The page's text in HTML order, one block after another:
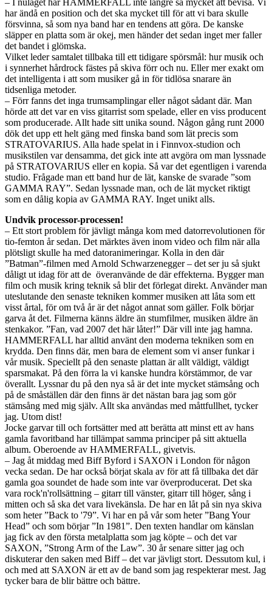
har ändå en position och det ska mycket till för att vi bara skulle
försvinna, så som nya band har en tendens att göra. De kanske
släpper en platta som är okej, men händer det sedan inget mer faller
det bandet i glömska.
Vilket leder samtalet tillbaka till ett tidigare spörsmål: hur musik och
i synnerhet hårdrock fästes på skiva förr och nu. Eller mer exakt om
det intelligenta i att som musiker gå in för tidlösa snarare än
tidsenliga metoder.
– Förr fanns det inga trumsamplingar eller något sådant där. Man
hörde att det var en viss gitarrist som spelade, eller en viss producent
som producerade. Allt hade sitt unika sound. Någon gång runt 2000
dök det upp ett helt gäng med finska band som lät precis som
STRATOVARIUS. Alla hade spelat in i Finnvox-studion och
musikstilen var densamma, det gick inte att avgöra om man lyssnade
på STRATOVARIUS eller en kopia. Så var det egentligen i varenda
studio. Frågade man ett band hur de lät, kanske de svarade ”som
GAMMA RAY”. Sedan lyssnade man, och de lät mycket riktigt
som en dålig kopia av GAMMA RAY. Inget unikt alls.
Undvik processor-processen!
– Ett stort problem för jävligt många kom med datorrevolutionen för
tio-femton år sedan. Det märktes även inom video och film när alla
plötsligt skulle ha med datoranimeringar. Kolla in den där
”Batman”-filmen med Arnold Schwarzenegger – det ser ju så sjukt
dåligt ut idag för att de överanvände de där effekterna. Bygger man
film och musik kring teknik så blir det förlegat direkt. Använder man
uteslutande den senaste tekniken kommer musiken att låta som ett
visst årtal, för om två år är det något annat som gäller. Folk börjar
garva åt det. Filmerna känns äldre än stumfilmer, musiken äldre än
stenkakor. ”Fan, vad 2007 det här låter!” Där vill inte jag hamna.
HAMMERFALL har alltid använt den moderna tekniken som en
krydda. Den finns där, men bara de element som vi anser funkar i
vår musik. Speciellt på den senaste plattan är allt väldigt, väldigt
sparsmakat. På den förra la vi kanske hundra körstämmor, de var
överallt. Lyssnar du på den nya så är det inte mycket stämsång och
på de småställen där den finns är det nästan bara jag som gör
stämsång med mig själv. Allt ska användas med måttfullhet, tycker
jag. Utom dist!
Jocke garvar till och fortsätter med att berätta att minst ett av hans
gamla favoritband har tillämpat samma principer på sitt aktuella
album. Oberoende av HAMMERFALL, givetvis.
– Jag åt middag med Biff Byford i SAXON i London för någon
vecka sedan. De har också börjat skala av för att få tillbaka det där
gamla goa soundet de hade som inte var överproducerat. Det ska
vara rock'n'rollsättning – gitarr till vänster, gitarr till höger, sång i
mitten och så ska det vara livekänsla. De har en låt på sin nya skiva
som heter ”Back to '79”. Vi har en på vår som heter ”Bang Your
Head” och som börjar ”In 1981”. Den texten handlar om känslan
jag fick av den första metalplatta som jag köpte – och det var
SAXON, ”Strong Arm of the Law”. 30 år senare sitter jag och
diskuterar den saken med Biff – det var jävligt stort. Dessutom kul, i
och med att SAXON är ett av de band som jag respekterar mest. Jag
tycker bara de blir bättre och bättre.